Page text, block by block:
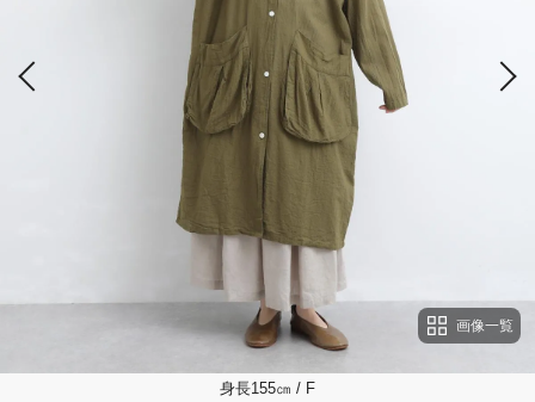
画像一覧
身長155㎝ / F